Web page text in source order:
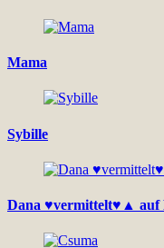
Mama
Sybille
Dana ♥vermittelt♥▲ auf